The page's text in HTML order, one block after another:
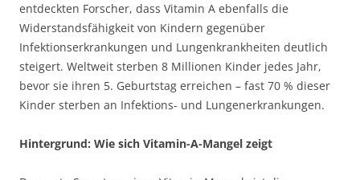
entdeckten Forscher, dass Vitamin A ebenfalls die
Widerstandsfähigkeit von Kindern gegenüber
Infektionserkrankungen und Lungenkrankheiten deutlich
steigert. Weltweit sterben 8 Millionen Kinder jedes Jahr,
bevor sie ihren 5. Geburtstag erreichen – fast 70 % dieser
Kinder sterben an Infektions- und Lungenerkrankungen.
Hintergrund: Wie sich Vitamin-A-Mangel zeigt